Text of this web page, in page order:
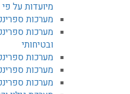
מיועדות על
מערכות
מערכות
ובטיחותי
מערכות
מערכות
מערכות